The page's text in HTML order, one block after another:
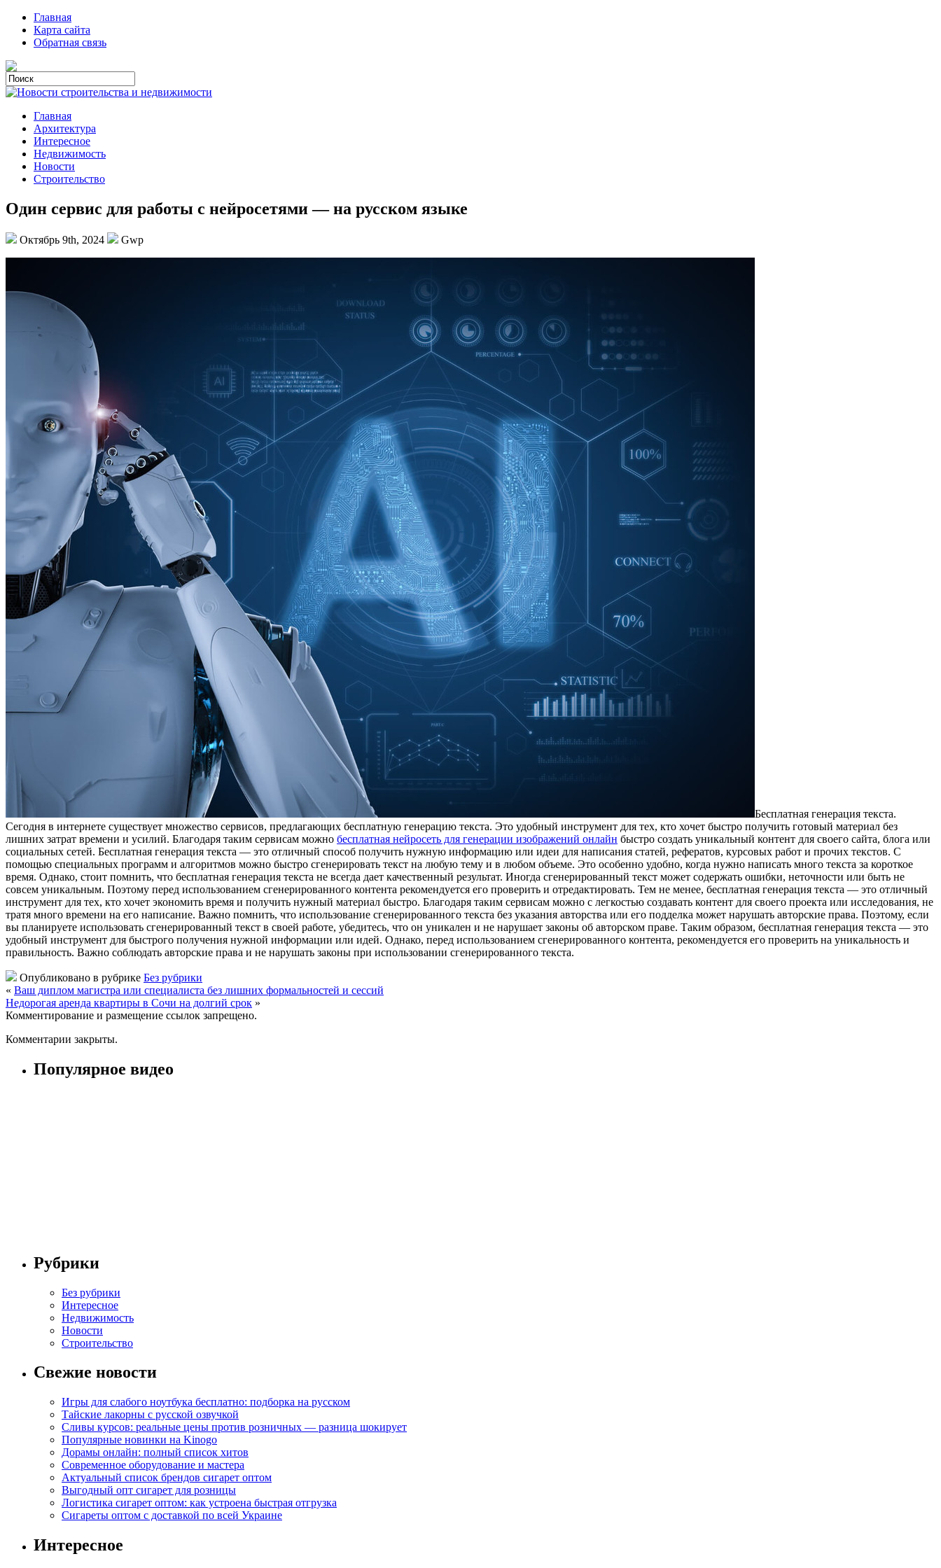
Главная
Карта сайта
Обратная связь
Главная
Архитектура
Интересное
Недвижимость
Новости
Строительство
Один сервис для работы с нейросетями — на русском языке
Октябрь 9th, 2024 Gwp
Бeсплaтнaя гeнeрaция тeкстa.
Сегодня в интернете существует множество сервисов, предлагающих бесплатную генерацию текста. Это удобный инструмент для тех, кто хочет быстро получить готовый материал без
лишних затрат времени и усилий. Благодаря таким сервисам можно бесплатная нейросеть для генерации изображений онлайн быстро создать уникальный контент для своего сайта, блога или
социальных сетей. Бесплатная генерация текста — это отличный способ получить нужную информацию или идеи для написания статей, рефератов, курсовых работ и прочих текстов. С
помощью специальных программ и алгоритмов можно быстро сгенерировать текст на любую тему и в любом объеме. Это особенно удобно, когда нужно написать много текста за короткое
время. Однако, стоит помнить, что бесплатная генерация текста не всегда дает качественный результат. Иногда сгенерированный текст может содержать ошибки, неточности или быть не
совсем уникальным. Поэтому перед использованием сгенерированного контента рекомендуется его проверить и отредактировать. Тем не менее, бесплатная генерация текста — это отличный
инструмент для тех, кто хочет экономить время и получить нужный материал быстро. Благодаря таким сервисам можно с легкостью создавать контент для своего проекта или исследования, не
тратя много времени на его написание. Важно помнить, что использование сгенерированного текста без указания авторства или его подделка может нарушать авторские права. Поэтому, если
вы планируете использовать сгенерированный текст в своей работе, убедитесь, что он уникален и не нарушает законы об авторском праве. Таким образом, бесплатная генерация текста — это
удобный инструмент для быстрого получения нужной информации или идей. Однако, перед использованием сгенерированного контента, рекомендуется его проверить на уникальность и
правильность. Важно соблюдать авторские права и не нарушать законы при использовании сгенерированного текста.
Опубликовано в рубрике Без рубрики
« Ваш диплом магистра или специалиста без лишних формальностей и сессий
Недорогая аренда квартиры в Сочи на долгий срок »
Комментирование и размещение ссылок запрещено.
Комментарии закрыты.
Популярное видео
Рубрики
Без рубрики
Интересное
Недвижимость
Новости
Строительство
Свежие новости
Игры для слабого ноутбука бесплатно: подборка на русском
Тайские лакорны с русской озвучкой
Сливы курсов: реальные цены против розничных — разница шокирует
Популярные новинки на Kinogo
Дорамы онлайн: полный список хитов
Современное оборудование и мастера
Актуальный список брендов сигарет оптом
Выгодный опт сигарет для розницы
Логистика сигарет оптом: как устроена быстрая отгрузка
Сигареты оптом с доставкой по всей Украине
Интересное